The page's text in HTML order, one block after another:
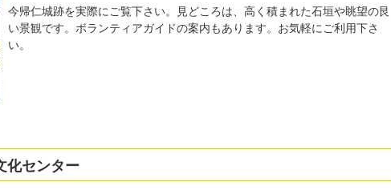
今帰仁城跡を実際にご覧下さい。見どころは、高く積まれた石垣や眺望の艮
い景観です。ボランティアガイドの案内もあります。お気軽にご利用下さ
い。
化センター